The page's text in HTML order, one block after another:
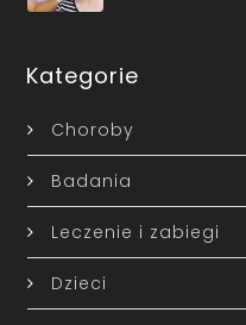
Kategorie
Choroby
Badania
Leczenie i zabiegi
Dzieci